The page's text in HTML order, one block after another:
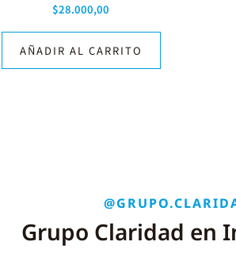
$28.000,00
AÑADIR AL CARRITO
Grupo Claridad en